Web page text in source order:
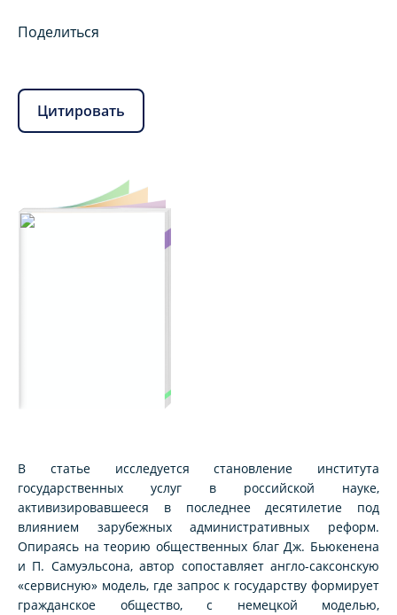
Поделиться
Цитировать
В статье исследуется становление института
государственных услуг в российской науке,
активизировавшееся в последнее десятилетие под
влиянием зарубежных административных реформ.
Опираясь на теорию общественных благ Дж. Бьюкенена
и П. Самуэльсона, автор сопоставляет англо-саксонскую
«сервисную» модель, где запрос к государству формирует
гражданское общество, с немецкой моделью,